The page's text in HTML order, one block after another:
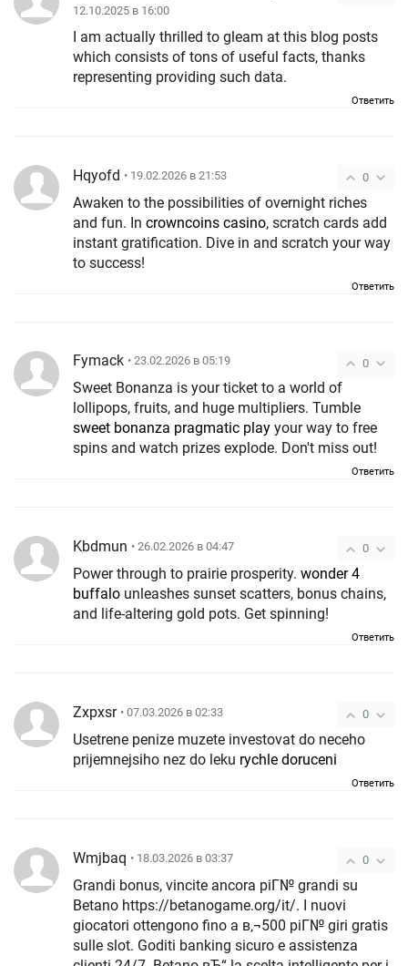
12.10.2025 в 16:00
I am actually thrilled to gleam at this blog posts
which consists of tons of useful facts, thanks
representing providing such data.
Ответить
0
Hqyofd • 19.02.2026 в 21:53
Awaken to the possibilities of overnight riches
and fun. In crowncoins casino, scratch cards add
instant gratification. Dive in and scratch your way
to success!
Ответить
0
Fymack • 23.02.2026 в 05:19
Sweet Bonanza is your ticket to a world of
lollipops, fruits, and huge multipliers. Tumble
sweet bonanza pragmatic play your way to free
spins and watch prizes explode. Don't miss out!
Ответить
0
Kbdmun • 26.02.2026 в 04:47
Power through to prairie prosperity. wonder 4
buffalo unleashes sunset scatters, bonus chains,
and life-altering gold pots. Get spinning!
Ответить
0
Zxpxsr • 07.03.2026 в 02:33
Usetrene penize muzete investovat do neceho
prijemnejsiho nez do leku rychle doruceni
Ответить
0
Wmjbaq • 18.03.2026 в 03:37
Grandi bonus, vincite ancora piГ№ grandi su
Betano https://betanogame.org/it/. I nuovi
giocatori ottengono fino a в‚¬500 piГ№ giri gratis
sulle slot. Goditi banking sicuro e assistenza